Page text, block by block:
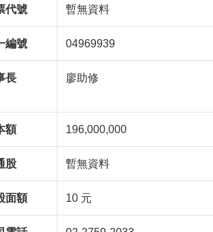
代號 暫無資料
編號 04969939
長 廖助修
額 196,000,000
股 暫無資料
面額 10 元